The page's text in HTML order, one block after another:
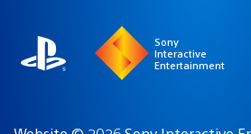
Sony
Interactive
Entertainment